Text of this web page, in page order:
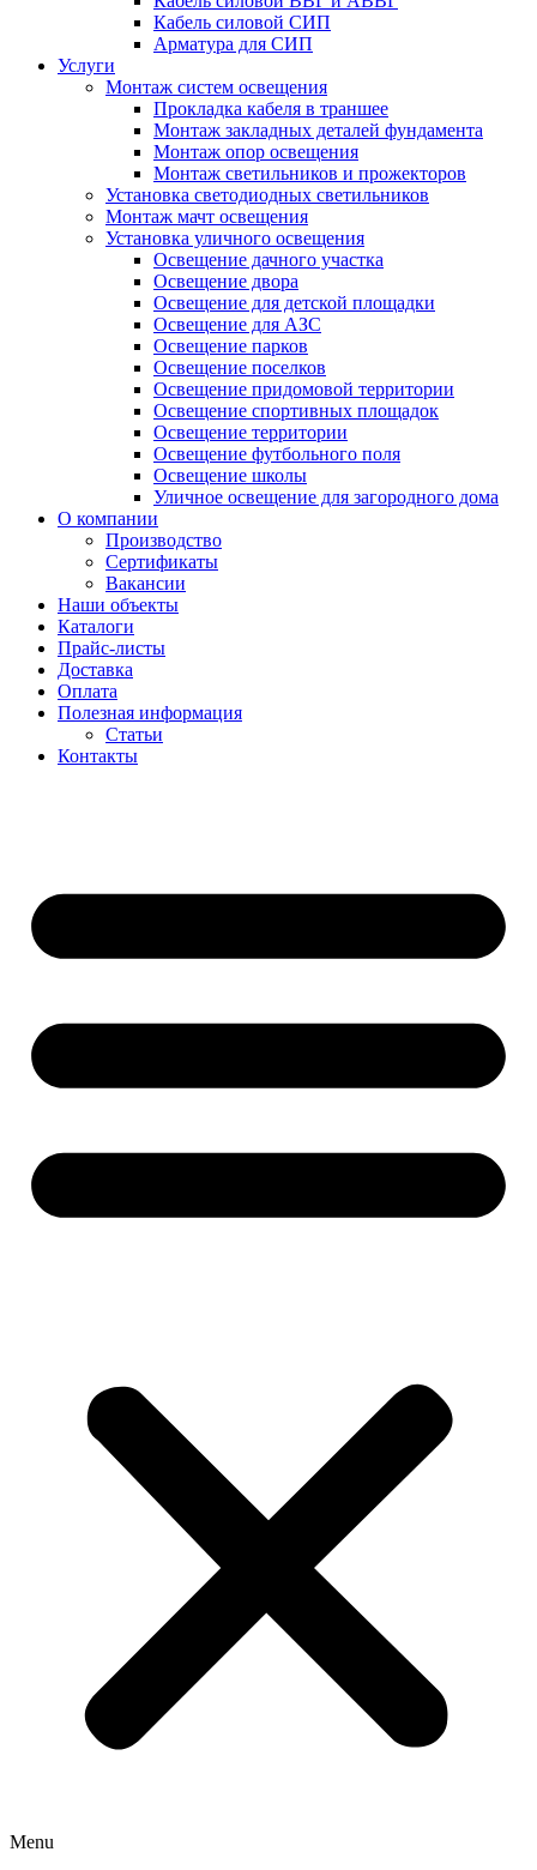
Кабель силовой СИП
Арматура для СИП
Услуги
Монтаж систем освещения
Прокладка кабеля в траншее
Монтаж закладных деталей фундамента
Монтаж опор освещения
Монтаж светильников и прожекторов
Установка светодиодных светильников
Монтаж мачт освещения
Установка уличного освещения
Освещение дачного участка
Освещение двора
Освещение для детской площадки
Освещение для АЗС
Освещение парков
Освещение поселков
Освещение придомовой территории
Освещение спортивных площадок
Освещение территории
Освещение футбольного поля
Освещение школы
Уличное освещение для загородного дома
О компании
Производство
Сертификаты
Вакансии
Наши объекты
Каталоги
Прайс-листы
Доставка
Оплата
Полезная информация
Статьи
Контакты
Menu